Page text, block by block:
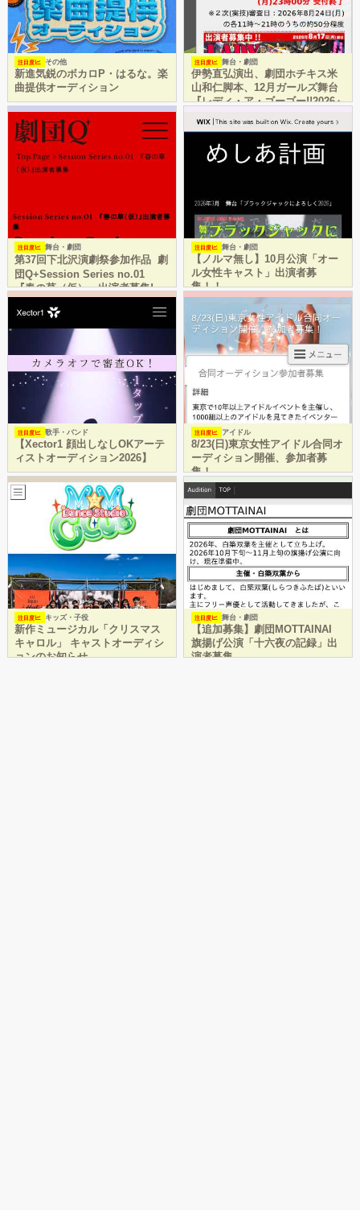
注目度 その他
新進気鋭のボカロP・はるな。楽
曲提供オーディション
注目度 舞台・劇団
伊勢直弘演出、劇団ホチキス米
山和仁脚本、12月ガールズ舞台
『レディ・ア・ゴーゴー!!2026』
注目度 舞台・劇団
第37回下北沢演劇祭参加作品 劇
団Q+Session Series no.01
『春の草（仮）』出演者募集!
注目度 舞台・劇団
【ノルマ無し】10月公演「オー
ル女性キャスト」出演者募
集！！
注目度 歌手・バンド
【Xector1 顔出しなしOKアーテ
ィストオーディション2026】
注目度 アイドル
8/23(日)東京女性アイドル合同オ
ーディション開催、参加者募
集！
注目度 キッズ・子役
新作ミュージカル「クリスマス
キャロル」 キャストオーディシ
ョンのお知らせ
注目度 舞台・劇団
【追加募集】劇団MOTTAINAI
旗揚げ公演「十六夜の記録」出
演者募集